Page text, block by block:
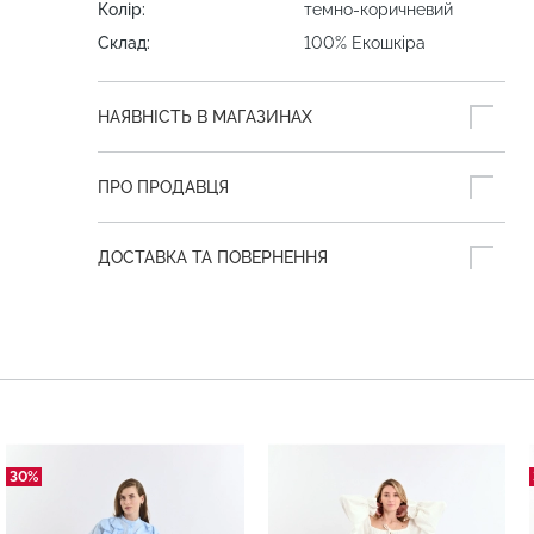
Колір:
темно-коричневий
Склад:
100% Екошкіра
НАЯВНІСТЬ В МАГАЗИНАХ
ПРО ПРОДАВЦЯ
ДОСТАВКА ТА ПОВЕРНЕННЯ
30%